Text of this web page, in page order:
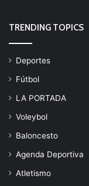
TRENDING TOPICS
Deportes
Fútbol
LA PORTADA
Voleybol
Baloncesto
Agenda Deportiva
Atletismo